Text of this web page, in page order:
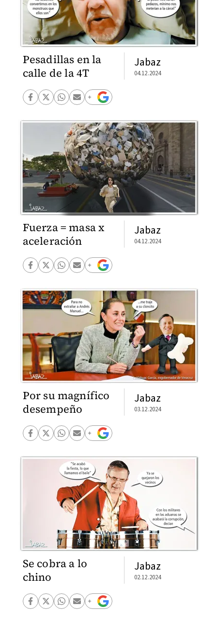
Pesadillas en la
calle de la 4T
Jabaz
04.12.2024
Fuerza = masa x
aceleración
Jabaz
04.12.2024
Por su magnífico
desempeño
Jabaz
03.12.2024
Se cobra a lo
chino
Jabaz
02.12.2024